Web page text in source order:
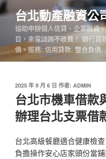
跳
至
內
台北動產融資公
協助申辦個人信貸、企業融資
目，來電諮詢不收費！ 銀行貸
債。服務: 信用貸款, 整合負債,
發
佈
於
2025 年 9 月 6 日 作者: ADMIN
台北市機車借款
辦理台北支票借
台北高級餐廳適合健康檢
負擔操作安心店家頭份當